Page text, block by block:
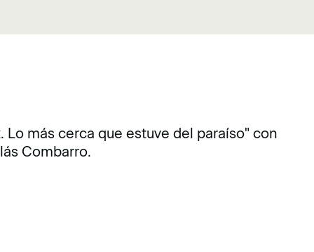
más cerca que estuve del paraíso" con
Combarro.